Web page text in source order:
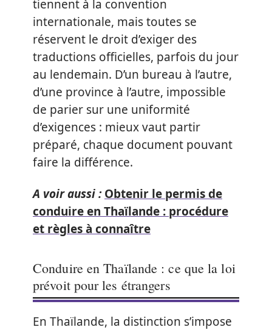
tiennent à la convention
internationale, mais toutes se
réservent le droit d’exiger des
traductions officielles, parfois du jour
au lendemain. D’un bureau à l’autre,
d’une province à l’autre, impossible
de parier sur une uniformité
d’exigences : mieux vaut partir
préparé, chaque document pouvant
faire la différence.
A voir aussi : Obtenir le permis de
conduire en Thaïlande : procédure
et règles à connaître
Conduire en Thaïlande : ce que la loi
prévoit pour les étrangers
En Thaïlande, la distinction s’impose